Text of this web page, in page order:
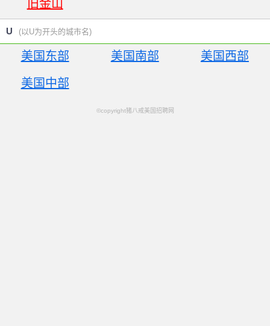
旧金山
U (以U为开头的城市名)
美国东部 美国南部 美国西部
美国中部
©copyright猪八戒美国招聘网